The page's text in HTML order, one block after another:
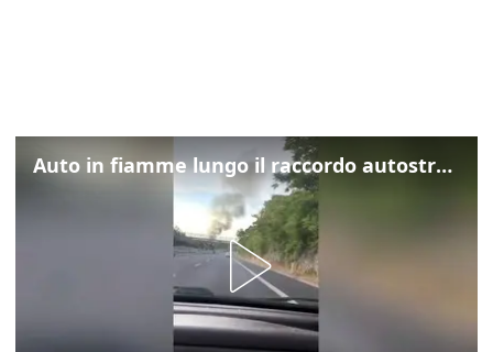
Auto in fiamme lungo il raccordo autostradale a Trebiciano